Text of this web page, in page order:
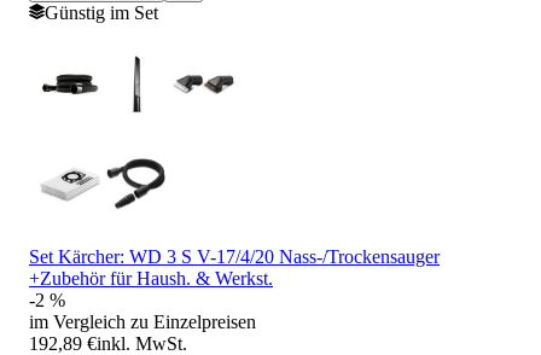
Günstig im Set
Set Kärcher: WD 3 S V-17/4/20 Nass-/Trockensauger
+Zubehör für Haush. & Werkst.
-2 %
im Vergleich zu Einzelpreisen
192,89 €inkl. MwSt.